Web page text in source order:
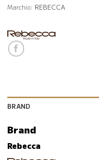
Marchio: REBECCA
BRAND
Brand
Rebecca